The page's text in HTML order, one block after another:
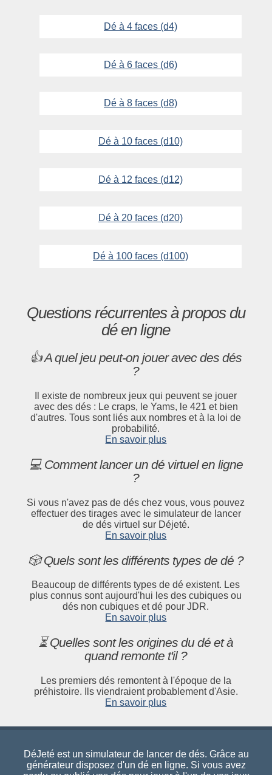
Dé à 4 faces (d4)
Dé à 6 faces (d6)
Dé à 8 faces (d8)
Dé à 10 faces (d10)
Dé à 12 faces (d12)
Dé à 20 faces (d20)
Dé à 100 faces (d100)
Questions récurrentes à propos du
dé en ligne
👍 A quel jeu peut-on jouer avec des dés
?
Il existe de nombreux jeux qui peuvent se jouer
avec des dés : Le craps, le Yams, le 421 et bien
d'autres. Tous sont liés aux nombres et à la loi de
probabilité.
En savoir plus
💻 Comment lancer un dé virtuel en ligne
?
Si vous n'avez pas de dés chez vous, vous pouvez
effectuer des tirages avec le simulateur de lancer
de dés virtuel sur Déjeté.
En savoir plus
🎲 Quels sont les différents types de dé ?
Beaucoup de différents types de dé existent. Les
plus connus sont aujourd'hui les des cubiques ou
dés non cubiques et dé pour JDR.
En savoir plus
⏳ Quelles sont les origines du dé et à
quand remonte t'il ?
Les premiers dés remontent à l'époque de la
préhistoire. Ils viendraient probablement d'Asie.
En savoir plus
DéJeté est un simulateur de lancer de dés. Grâce au
générateur disposez d'un dé en ligne. Si vous avez